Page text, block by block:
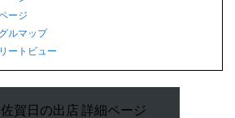
ージ
ルマップ
ートビュー
賀日の出店 詳細ページ